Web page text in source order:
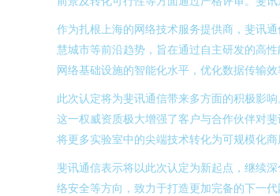
作为扎根上海的网络技术服务提供商，斐讯
慧城市等前沿趋势，旨在通过自主研发的高
网络基础设施的智能化水平，优化数据传输
此次认定将为斐讯通信带来多方面的积极影
这一权威资质极大增强了客户与合作伙伴对
将更多实验室中的尖端技术转化为可规模化
斐讯通信表示将以此次认定为新起点，继续
络安全等方向，致力于打造更加完备的下一